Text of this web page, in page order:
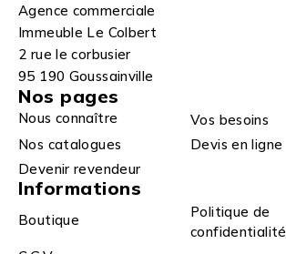
Agence commerciale
Immeuble Le Colbert
2 rue le corbusier
95 190 Goussainville
Nos pages
Nous connaître
Vos besoins
Nos catalogues
Devis en ligne
Devenir revendeur
Informations
Boutique
Politique de
confidentialité